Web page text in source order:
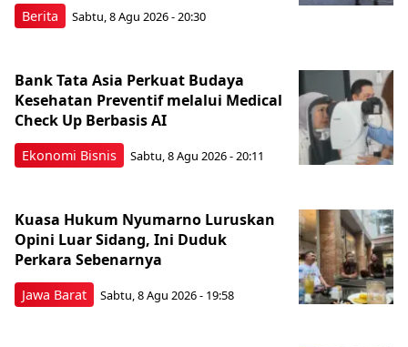
Berita Sabtu, 8 Agu 2026 - 20:30
Ekonomi Bisnis
Bank Tata Asia Perkuat Budaya
Kesehatan Preventif melalui Medical
Check Up Berbasis AI
Sabtu, 8 Agu 2026 - 20:11
Jawa Barat
Kuasa Hukum Nyumarno Luruskan
Opini Luar Sidang, Ini Duduk
Perkara Sebenarnya ​
Sabtu, 8 Agu 2026 - 19:58